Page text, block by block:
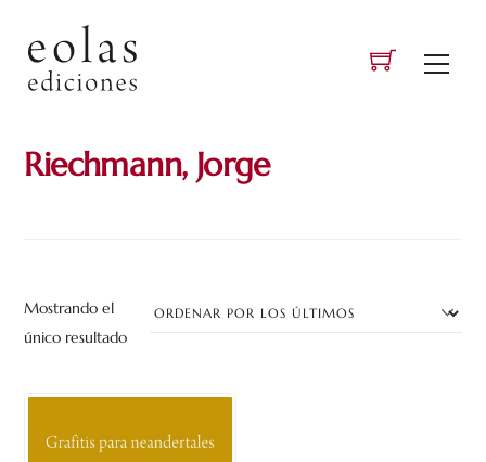
content
Riechmann, Jorge
Mostrando el
único resultado